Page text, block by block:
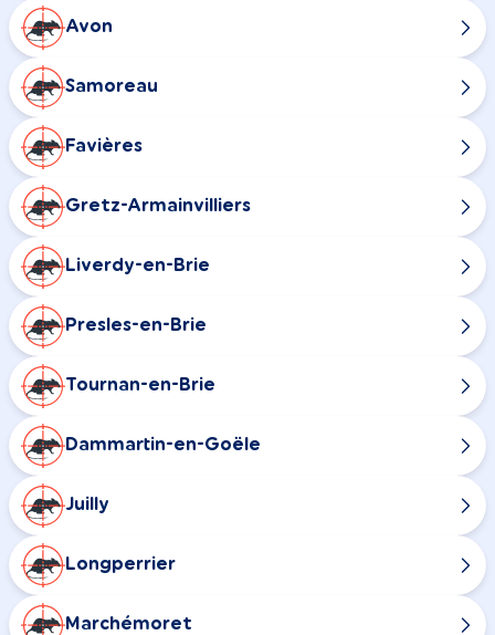
Avon
Samoreau
Favières
Gretz-Armainvilliers
Liverdy-en-Brie
Presles-en-Brie
Tournan-en-Brie
Dammartin-en-Goële
Juilly
Longperrier
Marchémoret